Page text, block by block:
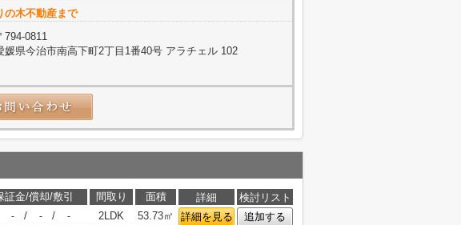
の木不動産まで
794-0811
媛県今治市南高下町2丁目1番40号 アラチェル 102
金/償却/敷引 間取り 面積 詳細
検討リスト
- / - / - 2LDK 53.73㎡ 詳細を見る 追加する